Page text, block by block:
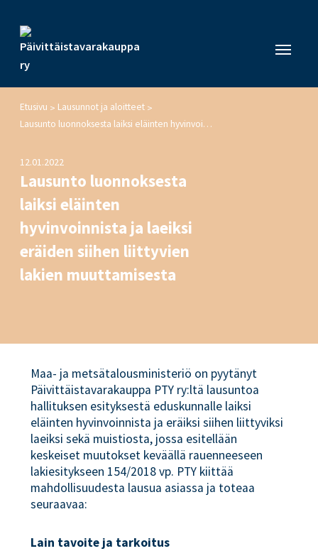
Etusivu > Lausunnot ja aloitteet >
Lausunto luonnoksesta laiksi eläinten hyvinvoinnista ja laeiksi eräiden siihen liittyvien lakien muuttamisesta
12.01.2022
Lausunto luonnoksesta
laiksi eläinten
hyvinvoinnista ja laeiksi
eräiden siihen liittyvien
lakien muuttamisesta
Maa- ja metsätalousministeriö on pyytänyt
Päivittäistavarakauppa PTY ry:ltä lausuntoa
hallituksen esityksestä eduskunnalle laiksi
eläinten hyvinvoinnista ja eräiksi siihen liittyviksi
laeiksi sekä muistiosta, jossa esitellään
keskeiset muutokset keväällä rauenneeseen
lakiesitykseen 154/2018 vp. PTY kiittää
mahdollisuudesta lausua asiassa ja toteaa
seuraavaa:
Lain tavoite ja tarkoitus